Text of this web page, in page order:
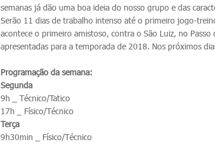
semanas já dão uma boa ideia do nosso grupo e das
Serão 11 dias de trabalho intenso até o primeiro jogo-
acontece o primeiro amistoso, contra o São Luiz, no
apresentadas para a temporada de 2018. Nos próximos
Programação da semana:
Segunda
9h _ Técnico/Tatico
17h _ Físico/Técnico
Terça
9h30min _ Físico/Técnico